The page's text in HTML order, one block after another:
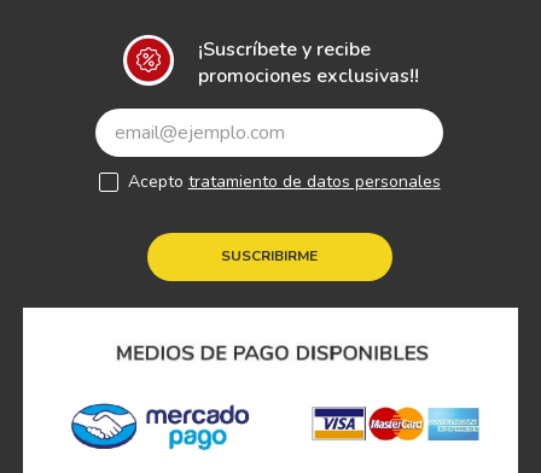
¡Suscríbete y recibe
promociones exclusivas!!
SUSCRIBIRME
Acepto tratamiento de datos personales